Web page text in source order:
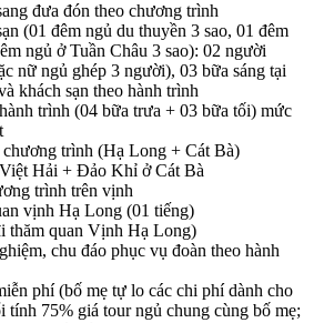
đưa đón theo chương trình
(01 đêm ngủ du thuyền 3 sao, 01 đêm
ngủ ở Tuần Châu 3 sao): 02 người
nữ ngủ ghép 3 người), 03 bữa sáng tại
khách sạn theo hành trình
trình (04 bữa trưa + 03 bữa tối) mức
trình (Hạ Long + Cát Bà)
Hải + Đảo Khỉ ở Cát Bà
trình trên vịnh
vịnh Hạ Long (01 tiếng)
thăm quan Vịnh Hạ Long)
chu đáo phục vụ đoàn theo hành
phí (bố mẹ tự lo các chi phí dành cho
tính 75% giá tour ngủ chung cùng bố mẹ;